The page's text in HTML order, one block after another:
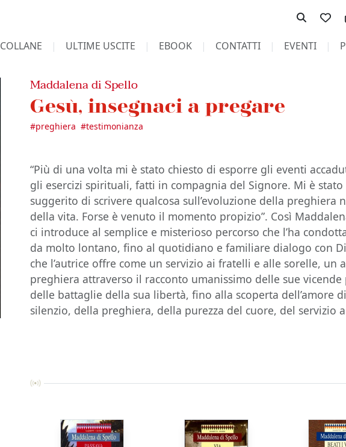
COLLANE ULTIME USCITE EBOOK CONTATTI EVENTI
Maddalena di Spello
Gesù, insegnaci a pregare
#preghiera #testimonianza
“Più di una volta mi è stato chiesto di esporre gli eventi
gli esercizi spirituali, fatti in compagnia del Signore. Mi è stato
suggerito di scrivere qualcosa sull’evoluzione della preghiera
della vita. Forse è venuto il momento propizio”. Così
ci introduce al semplice e misterioso percorso che l’ha
da molto lontano, fino al quotidiano e familiare dialogo con
che l’autrice offre come un servizio ai fratelli e alle sorelle, un
preghiera attraverso il racconto umanissimo delle sue vicende
delle battaglie della sua libertà, fino alla scoperta dell’amore
silenzio, della preghiera, della purezza del cuore, del servizio